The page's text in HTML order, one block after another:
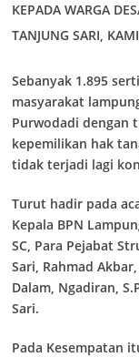
KEPADA WARGA
TANJUNG SARI,
Sebanyak 1.895
masyarakat
Purwodadi dengan
kepemilikan hak
tidak terjadi lagi
Turut hadir pada
Kepala BPN
SC, Para Pejabat
Sari, Rahmad
Dalam, Ngadiran,
Sari.
Pada Kesempatan